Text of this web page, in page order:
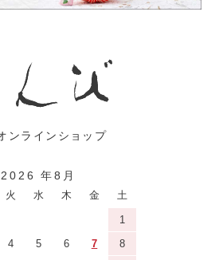
2026 年8月
火 水 木 金 土
1
4 5 6 7
8